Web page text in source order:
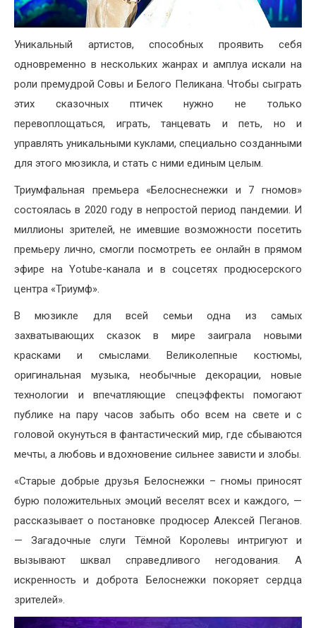
Уникальный артистов, способных проявить себя
одновременно в нескольких жанрах и амплуа искали на
роли премудрой Совы и Белого Пеликана. Чтобы сыграть
этих сказочных птичек нужно не только
перевоплощаться, играть, танцевать и петь, но и
управлять уникальными куклами, специально созданными
для этого мюзикла, и стать с ними единым целым.
Триумфальная премьера «Белоснеснежки и 7 гномов»
состоялась в 2020 году в непростой период пандемии. И
миллионы зрителей, не имевшие возможности посетить
премьеру лично, смогли посмотреть ее онлайн в прямом
эфире на Yotube-канала и в соцсетях продюсерского
центра «Триумф».
В мюзикле для всей семьи одна из самых
захватывающих сказок в мире заиграла новыми
красками и смыслами. Великолепные костюмы,
оригинальная музыка, необычные декорации, новые
технологии и впечатляющие спецэффекты помогают
публике на пару часов забыть обо всем на свете и с
головой окунуться в фантастический мир, где сбываются
мечты, а любовь и вдохновение сильнее зависти и злобы.
«Старые добрые друзья Белоснежки – гномы приносят
бурю положительных эмоций веселят всех и каждого, —
рассказывает о постановке продюсер Алексей Пеганов.
— Загадочные слуги Тёмной Королевы интригуют и
вызывают шквал справедливого негодования. А
искренность и доброта Белоснежки покоряет сердца
зрителей».